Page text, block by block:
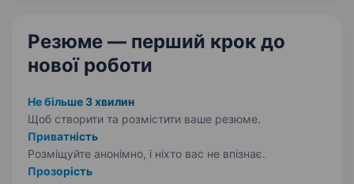
Резюме — перший крок до
нової роботи
Не більше 3 хвилин
Щоб створити та розмістити ваше резюме.
Приватність
Розміщуйте анонімно, і ніхто вас не впізнає.
Прозорість